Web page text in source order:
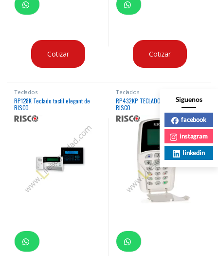
Cotizar Cotizar
Teclados
RP128K Teclado tactil elegant de
RISCO
Teclados
RP432KP TECLADO LCD LIGHTSYS
RISCO
Siguenos
facebook
instagram
linkedin